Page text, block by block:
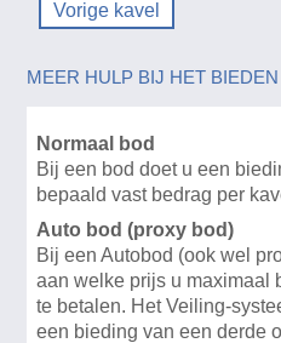
Vorige kavel
MEER HULP BIJ HET BIEDEN
Normaal bod
Bij een bod doet u een
bepaald vast bedrag per
Auto bod (proxy bod)
Bij een Autobod (ook wel
aan welke prijs u maximaal
te betalen. Het Veiling-
een bieding van een derde